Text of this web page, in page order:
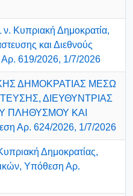
Κυπριακή Δημοκρατία,
και Διεθνούς
619/2026, 1/7/2026
ΔΗΜΟΚΡΑΤΙΑΣ ΜΕΣΩ
ΔΙΕΥΘΥΝΤΡΙΑΣ
ΠΛΗΘΥΣΜΟΥ ΚΑΙ
Αρ. 624/2026, 1/7/2026
Δημοκρατίας,
Υπόθεση Αρ.